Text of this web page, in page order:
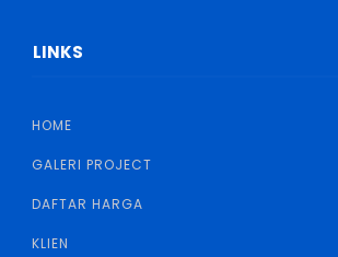
LINKS
HOME
GALERI PROJECT
DAFTAR HARGA
KLIEN